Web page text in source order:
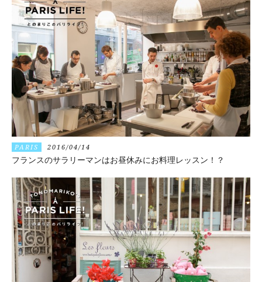
PARIS 2016/04/14
フランスのサラリーマンはお昼休みにお料理レッスン！？